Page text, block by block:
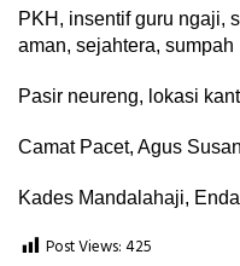
PKH, insentif guru ngaji,
aman, sejahtera,
Pasir neureng, lokasi
Camat Pacet, Agus
Kades Mandalahaji,
Post Views:425